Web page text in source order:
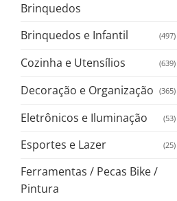
Brinquedos
Brinquedos e Infantil (497)
Cozinha e Utensílios (639)
Decoração e Organização (365)
Eletrônicos e Iluminação (53)
Esportes e Lazer (25)
Ferramentas / Pecas Bike /
Pintura